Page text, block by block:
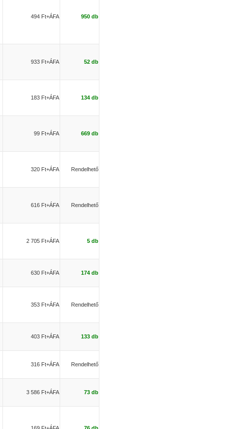
494 Ft+ÁFA 950 db
933 Ft+ÁFA 52 db
183 Ft+ÁFA 134 db
99 Ft+ÁFA 669 db
320 Ft+ÁFA Rendelhető
616 Ft+ÁFA Rendelhető
2 705 Ft+ÁFA 5 db
630 Ft+ÁFA 174 db
353 Ft+ÁFA Rendelhető
403 Ft+ÁFA 133 db
316 Ft+ÁFA Rendelhető
3 586 Ft+ÁFA 73 db